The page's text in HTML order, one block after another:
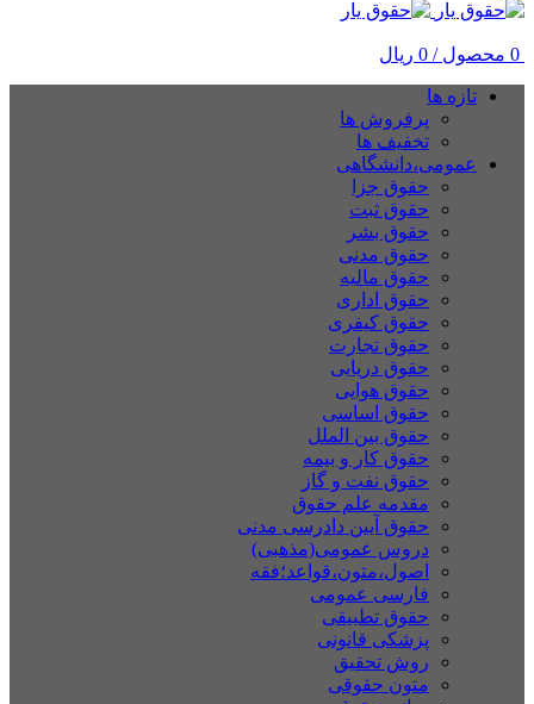
0 محصول /
0 ریال
تازه ها
پرفروش ها
تخفیف ها
عمومی،دانشگاهی
حقوق جزا
حقوق ثبت
حقوق بشر
حقوق مدنی
حقوق مالیه
حقوق اداری
حقوق کیفری
حقوق تجارت
حقوق دریایی
حقوق هوایی
حقوق اساسی
حقوق بین الملل
حقوق کار و بیمه
حقوق نفت و گاز
مقدمه علم حقوق
حقوق آیین دادرسی مدنی
دروس عمومی(مذهبی)
اصول،متون،قواعد؛فقه
فارسی عمومی
حقوق تطبیقی
پزشکی قانونی
روش تحقیق
متون حقوقی